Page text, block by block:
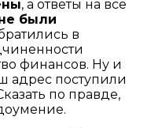
, а ответы на все
были
в
финансов. Ну и
адрес поступили
по правде,